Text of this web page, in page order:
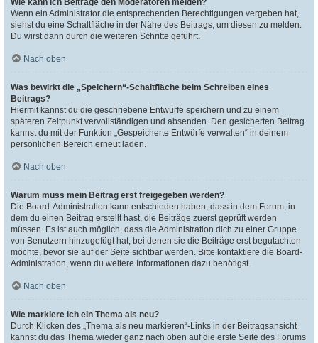
Wie kann ich Beiträge den Moderatoren melden?
Wenn ein Administrator die entsprechenden Berechtigungen vergeben hat,
siehst du eine Schaltfläche in der Nähe des Beitrags, um diesen zu melden.
Du wirst dann durch die weiteren Schritte geführt.
Nach oben
Was bewirkt die „Speichern“-Schaltfläche beim Schreiben eines
Beitrags?
Hiermit kannst du die geschriebene Entwürfe speichern und zu einem
späteren Zeitpunkt vervollständigen und absenden. Den gesicherten Beitrag
kannst du mit der Funktion „Gespeicherte Entwürfe verwalten“ in deinem
persönlichen Bereich erneut laden.
Nach oben
Warum muss mein Beitrag erst freigegeben werden?
Die Board-Administration kann entschieden haben, dass in dem Forum, in
dem du einen Beitrag erstellt hast, die Beiträge zuerst geprüft werden
müssen. Es ist auch möglich, dass die Administration dich zu einer Gruppe
von Benutzern hinzugefügt hat, bei denen sie die Beiträge erst begutachten
möchte, bevor sie auf der Seite sichtbar werden. Bitte kontaktiere die Board-
Administration, wenn du weitere Informationen dazu benötigst.
Nach oben
Wie markiere ich ein Thema als neu?
Durch Klicken des „Thema als neu markieren“-Links in der Beitragsansicht
kannst du das Thema wieder ganz nach oben auf die erste Seite des Forums